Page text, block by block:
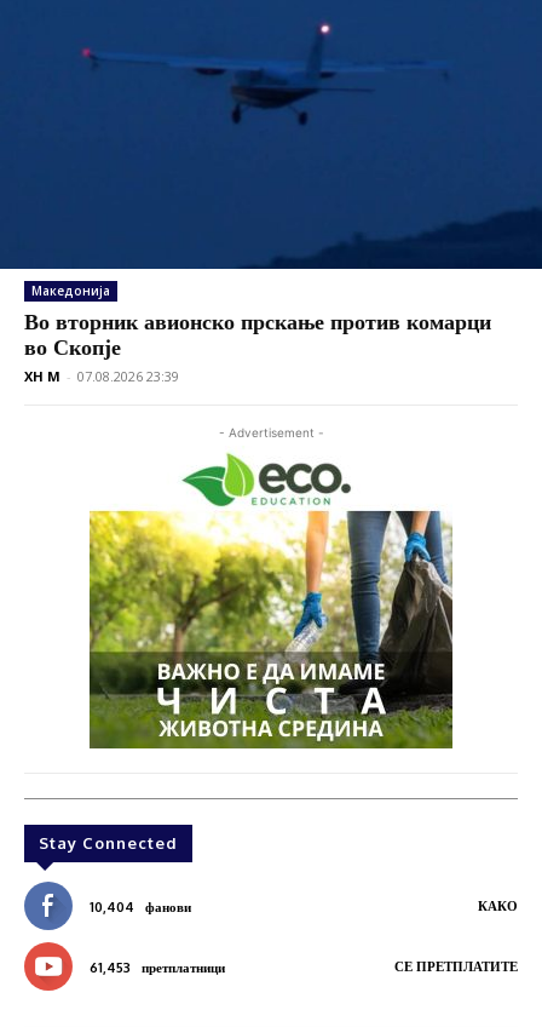
Македонија
Во вторник авионско прскање против комарци
во Скопје
XH M - 07.08.2026 23:39
- Advertisement -
Stay Connected
10,404 фанови КАКО
61,453 претплатници СЕ ПРЕТПЛАТИТЕ